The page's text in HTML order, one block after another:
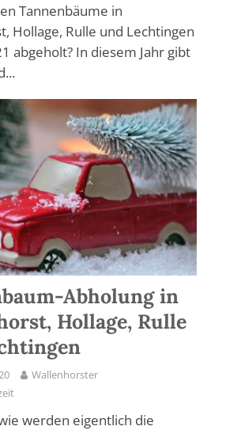
Tannenbäume in
Hollage, Rulle und Lechtingen
abgeholt? In diesem Jahr gibt
Abholung in
Hollage, Rulle
Wallenhorster
werden eigentlich die